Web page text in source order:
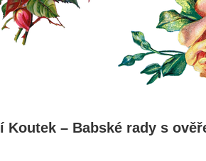
Koutek – Babské rady s